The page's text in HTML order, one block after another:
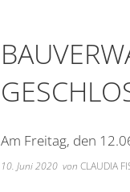
Am Freitag, den
10. Juni 2020 von CLAUDIA